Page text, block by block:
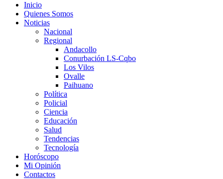
Inicio
Quienes Somos
Noticias
Nacional
Regional
Andacollo
Conurbación LS-Cqbo
Los Vilos
Ovalle
Paihuano
Política
Policial
Ciencia
Educación
Salud
Tendencias
Tecnología
Horóscopo
Mi Opinión
Contactos